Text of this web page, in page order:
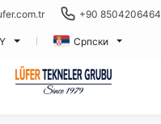
+90 8504206464
Српски